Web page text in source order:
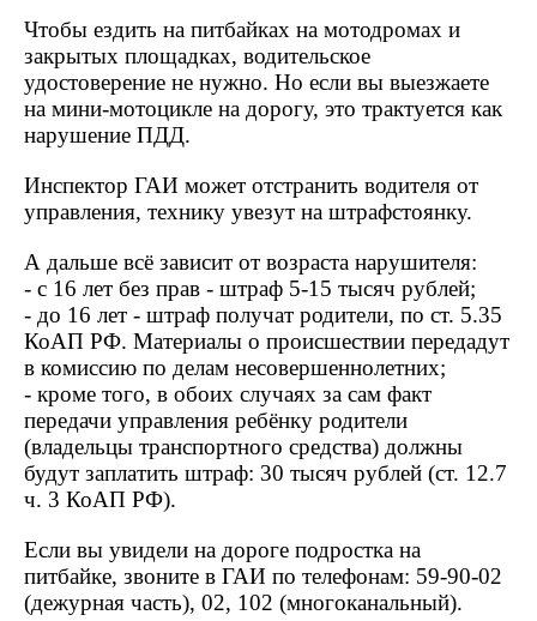
Чтобы ездить на питбайках на мотодромах и
закрытых площадках, водительское
удостоверение не нужно. Но если вы выезжаете
на мини-мотоцикле на дорогу, это трактуется как
нарушение ПДД.
Инспектор ГАИ может отстранить водителя от
управления, технику увезут на штрафстоянку.
А дальше всё зависит от возраста нарушителя:
- с 16 лет без прав - штраф 5-15 тысяч рублей;
- до 16 лет - штраф получат родители, по ст. 5.35
КоАП РФ. Материалы о происшествии передадут
в комиссию по делам несовершеннолетних;
- кроме того, в обоих случаях за сам факт
передачи управления ребёнку родители
(владельцы транспортного средства) должны
будут заплатить штраф: 30 тысяч рублей (ст. 12.7
ч. 3 КоАП РФ).
Если вы увидели на дороге подростка на
питбайке, звоните в ГАИ по телефонам: 59-90-02
(дежурная часть), 02, 102 (многоканальный).